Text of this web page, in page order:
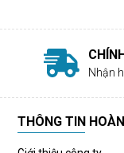
Nhận
THÔNG TIN